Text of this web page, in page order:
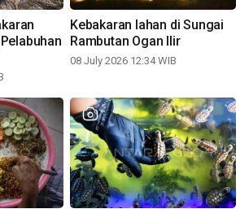
Kebakaran lahan di Sungai
Rambutan Ogan Ilir
08 July 2026 12:34 WIB